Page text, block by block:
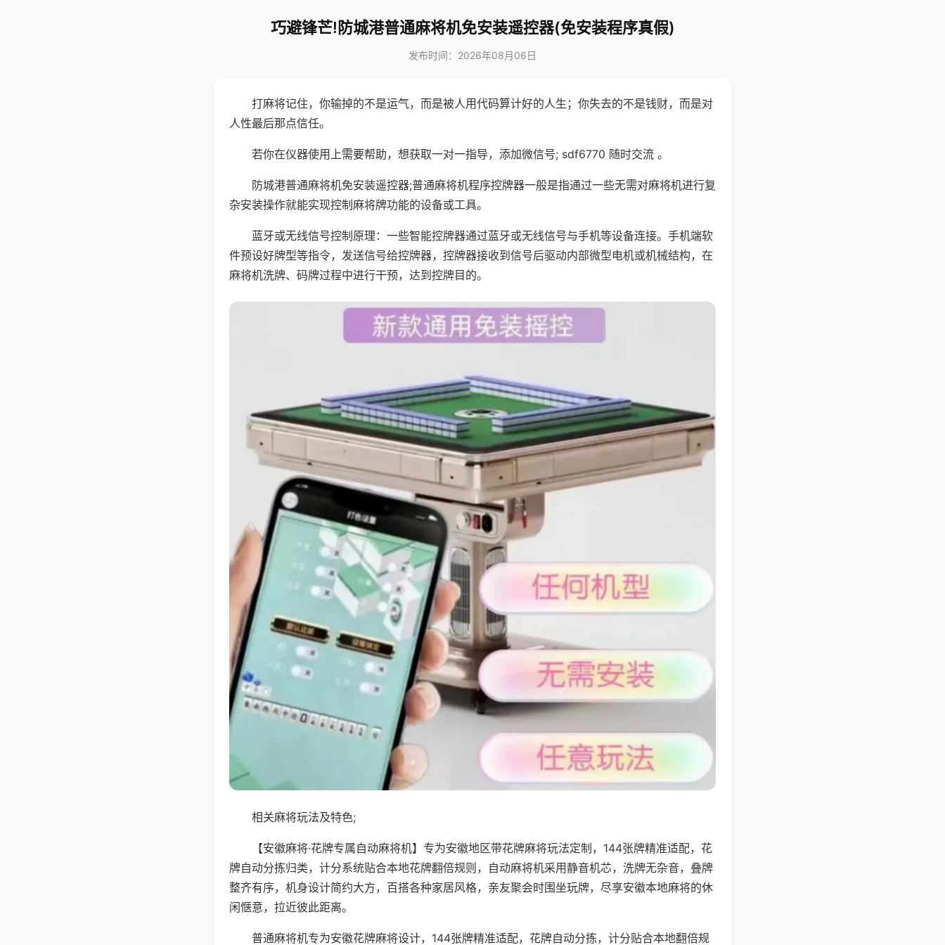
巧避锋芒!防城港普通麻将机免安装遥控器(免安装程序真假)
发布时间：2026年08月06日
打麻将记住，你输掉的不是运气，而是被人用代码算计好的人生；你失去的不是钱财，而是对
人性最后那点信任。
若你在仪器使用上需要帮助，想获取一对一指导，添加微信号; sdf6770 随时交流 。
防城港普通麻将机免安装遥控器;普通麻将机程序控牌器一般是指通过一些无需对麻将机进行复
杂安装操作就能实现控制麻将牌功能的设备或工具。
蓝牙或无线信号控制原理：一些智能控牌器通过蓝牙或无线信号与手机等设备连接。手机端软
件预设好牌型等指令，发送信号给控牌器，控牌器接收到信号后驱动内部微型电机或机械结构，在
麻将机洗牌、码牌过程中进行干预，达到控牌目的。
相关麻将玩法及特色;
【安徽麻将·花牌专属自动麻将机】专为安徽地区带花牌麻将玩法定制，144张牌精准适配，花
牌自动分拣归类，计分系统贴合本地花牌翻倍规则，自动麻将机采用静音机芯，洗牌无杂音，叠牌
整齐有序，机身设计简约大方，百搭各种家居风格，亲友聚会时围坐玩牌，尽享安徽本地麻将的休
闲惬意，拉近彼此距离。
普通麻将机专为安徽花牌麻将设计，144张牌精准适配，花牌自动分拣，计分贴合本地翻倍规